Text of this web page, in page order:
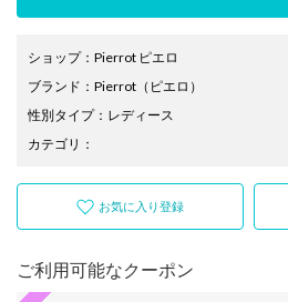
ショップ： Pierrot ピエロ
ブランド ： Pierrot （ピエロ）
性別タイプ： レディース
カテゴリ ：
お気に入り登録
ご利用可能なクーポン